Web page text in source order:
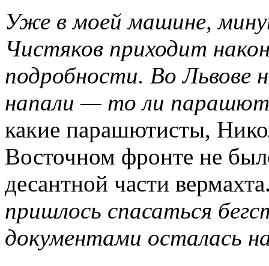
Уже в моей машине,
Чистяков приходит
подробности. Во Львове
напали — то ли
какие парашютисты,
Восточном фронте не
десантной части
пришлось спасаться
документами осталась